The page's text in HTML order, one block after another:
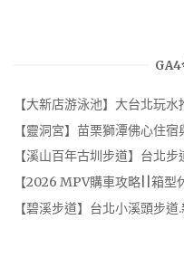
GA4
【大新店游泳池】大台北玩
【靈洞宮】苗栗獅潭佛心住
【溪山百年古圳步道】台北
【2026 MPV購車攻略||箱型
【碧溪步道】台北小溪頭步